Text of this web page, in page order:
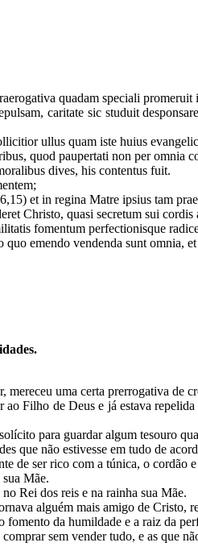
quadam speciali
caritate sic studuit
ullus quam iste huius
quod paupertati non per omnia
dives, his contentus fuit.
et in regina Matre ipsius tam
Christo, quasi secretum sui cordis
fomentum perfectionisque
emendo vendenda sunt omnia,
uma certa prerrogativa de
Filho de Deus e já estava
para guardar algum tesouro
que não estivesse em tudo de
de ser rico com a túnica, o cordão e
Mãe.
Rei dos reis e na rainha sua Mãe.
alguém mais amigo de Cristo,
fomento da humildade e a raiz da
sem vender tudo, e as que